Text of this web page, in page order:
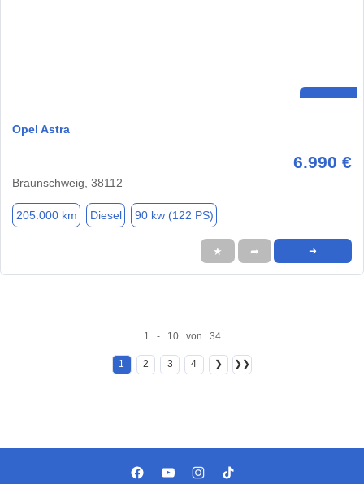
Opel Astra
6.990 €
Braunschweig, 38112
205.000 km Diesel 90 kw (122 PS)
★ ➦ ➜
1 - 10 von 34
1 2 3 4 ❯ ❯❯